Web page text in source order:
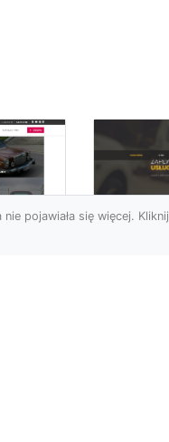
pojawiała się więcej. Kliknij